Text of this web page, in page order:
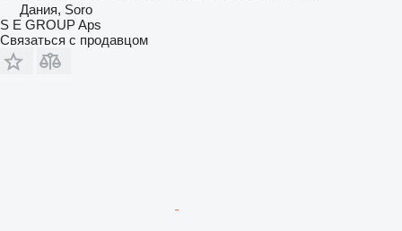
Дания, Soro
S E GROUP Aps
Связаться с продавцом